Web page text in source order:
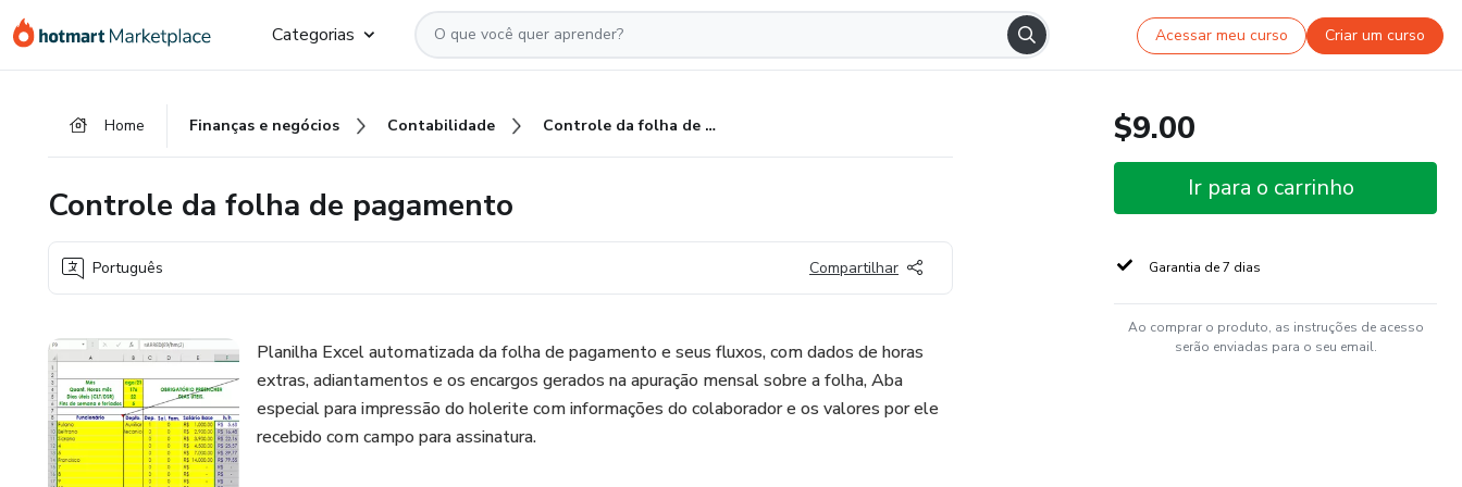
para
para
para
Categorias Acessar meu curso Criar um curso
Home Finanças e negócios Contabilidade Controle da folha de pagamento
Controle da folha de pagamento
Português Compartilhar
Planilha Excel automatizada da folha de pagamento e seus fluxos, com dados de horas
extras, adiantamentos e os encargos gerados na apuração mensal sobre a folha, Aba
especial para impressão do holerite com informações do colaborador e os valores por ele
recebido com campo para assinatura.
$9.00
Ir para o carrinho
Garantia de 7 dias
Ao comprar o produto, as instruções de acesso
serão enviadas para o seu email.